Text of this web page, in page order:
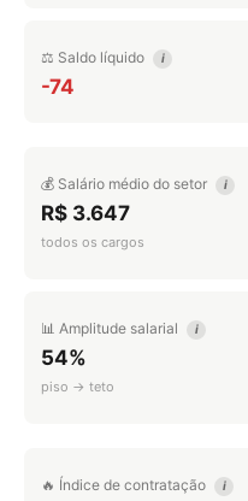
⚖️ Saldo líquido i
-74
💰 Salário médio do setor i
R$ 3.647
todos os cargos
📊 Amplitude salarial i
54%
piso → teto
🔥 Índice de contratação i